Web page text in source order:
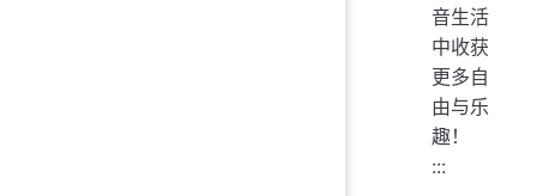
音生活
中收获
更多自
由与乐
趣！
:::